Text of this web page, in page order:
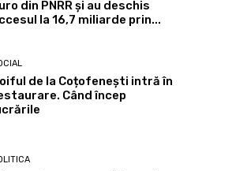
din PNRR și au deschis
la 16,7 miliarde prin...
de la Coțofenești intră în
Când încep